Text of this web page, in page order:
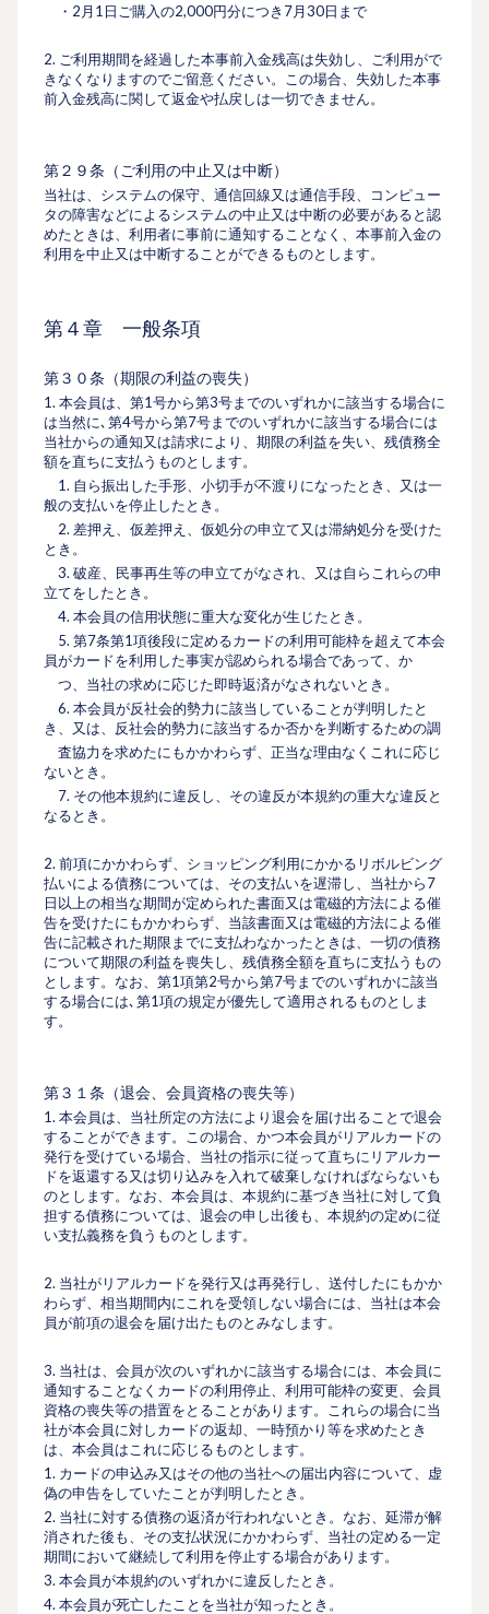
・2月1日ご購入の2,000円分につき7月30日まで
2. ご利用期間を経過した本事前入金残高は失効し、ご利用がで
きなくなりますのでご留意ください。この場合、失効した本事
前入金残高に関して返金や払戻しは一切できません。
第２９条（ご利用の中止又は中断）
当社は、システムの保守、通信回線又は通信手段、コンピュー
タの障害などによるシステムの中止又は中断の必要があると認
めたときは、利用者に事前に通知することなく、本事前入金の
利用を中止又は中断することができるものとします。
第４章 ⼀般条項
第３０条（期限の利益の喪失）
1. 本会員は、第1号から第3号までのいずれかに該当する場合に
は当然に､第4号から第7号までのいずれかに該当する場合には
当社からの通知又は請求により、期限の利益を失い、残債務全
額を直ちに⽀払うものとします。
1. ⾃ら振出した⼿形、⼩切⼿が不渡りになったとき、又は⼀
般の⽀払いを停⽌したとき。
2. 差押え、仮差押え、仮処分の申⽴て又は滞納処分を受けた
とき。
3. 破産、⺠事再⽣等の申⽴てがなされ、又は⾃らこれらの申
⽴てをしたとき。
4. 本会員の信⽤状態に重⼤な変化が⽣じたとき。
5. 第7条第1項後段に定めるカードの利用可能枠を超えて本会
員がカードを利用した事実が認められる場合であって、か
つ、当社の求めに応じた即時返済がなされないとき。
6. 本会員が反社会的勢⼒に該当していることが判明したと
き、又は、反社会的勢⼒に該当するか否かを判断するための調
査協⼒を求めたにもかかわらず、正当な理由なくこれに応じ
ないとき。
7. その他本規約に違反し、その違反が本規約の重⼤な違反と
なるとき。
2. 前項にかかわらず、ショッピング利⽤にかかるリボルビング
払いによる債務については、その⽀払いを遅滞し、当社から7
⽇以上の相当な期間が定められた書⾯又は電磁的方法による催
告を受けたにもかかわらず、当該書⾯又は電磁的方法による催
告に記載された期限までに⽀払わなかったときは、一切の債務
について期限の利益を喪失し、残債務全額を直ちに支払うもの
とします。なお、第1項第2号から第7号までのいずれかに該当
する場合には､第1項の規定が優先して適⽤されるものとしま
す。
第３１条（退会、会員資格の喪失等）
1. 本会員は、当社所定の⽅法により退会を届け出ることで退会
することができます。この場合、かつ本会員がリアルカードの
発行を受けている場合、当社の指⽰に従って直ちにリアルカー
ドを返還する又は切り込みを⼊れて破棄しなければならないも
のとします。なお、本会員は、本規約に基づき当社に対して負
担する債務については、退会の申し出後も、本規約の定めに従
い⽀払義務を負うものとします。
2. 当社がリアルカードを発⾏又は再発⾏し、送付したにもかか
わらず、相当期間内にこれを受領しない場合には、当社は本会
員が前項の退会を届け出たものとみなします。
3. 当社は、会員が次のいずれかに該当する場合には、本会員に
通知することなくカードの利⽤停⽌、利⽤可能枠の変更、会員
資格の喪失等の措置をとることがあります。これらの場合に当
社が本会員に対しカードの返却、⼀時預かり等を求めたとき
は、本会員はこれに応じるものとします。
1. カードの申込み又はその他の当社への届出内容について、虚
偽の申告をしていたことが判明したとき。
2. 当社に対する債務の返済が⾏われないとき。なお、延滞が解
消された後も、その⽀払状況にかかわらず、当社の定める⼀定
期間において継続して利⽤を停⽌する場合があります。
3. 本会員が本規約のいずれかに違反したとき。
4. 本会員が死亡したことを当社が知ったとき。